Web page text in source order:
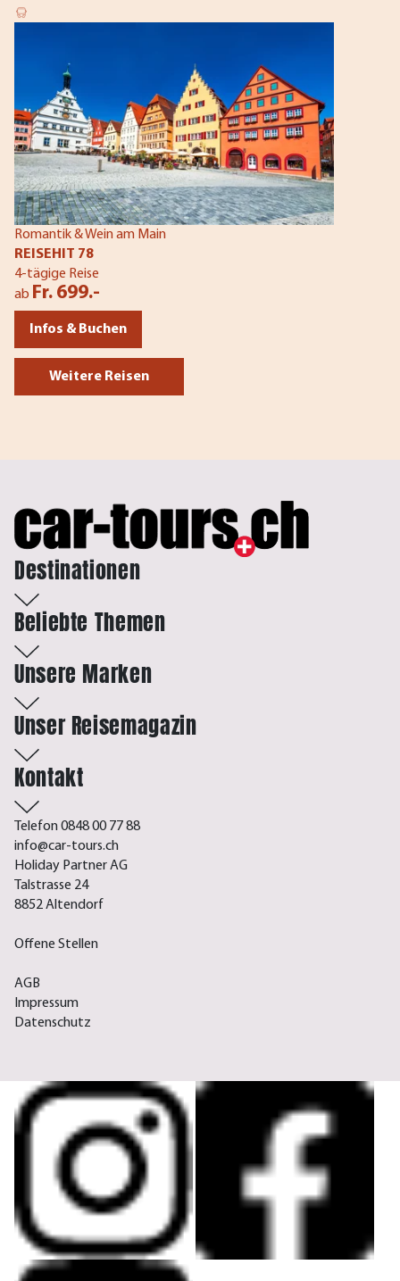
Romantik & Wein am Main
REISEHIT 78
4-tägige Reise
ab Fr. 699.-
Infos & Buchen
Weitere Reisen
Destinationen
Beliebte Themen
Unsere Marken
Unser Reisemagazin
Kontakt
Telefon 0848 00 77 88
info@car-tours.ch
Holiday Partner AG
Talstrasse 24
8852 Altendorf
Offene Stellen
AGB
Impressum
Datenschutz